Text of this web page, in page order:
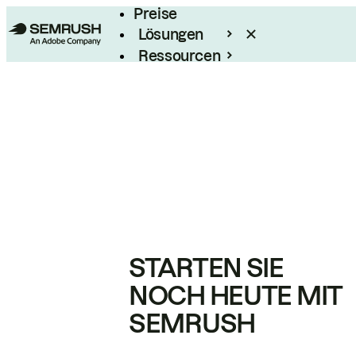
Preise
Lösungen
Ressourcen
STARTEN SIE
NOCH HEUTE MIT
SEMRUSH